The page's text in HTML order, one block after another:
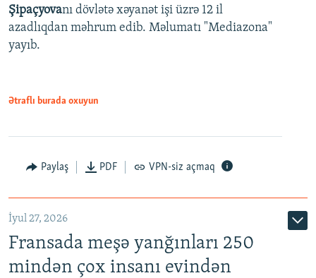
Şipaçyovanı dövlətə xəyanət işi üzrə 12 il
azadlıqdan məhrum edib. Məlumatı "Mediazona"
yayıb.
Ətraflı burada oxuyun
Paylaş PDF VPN-siz açmaq
İyul 27, 2026
Fransada meşə yanğınları 250
mindən çox insanı evindən